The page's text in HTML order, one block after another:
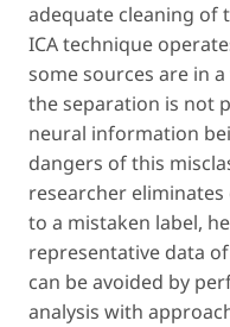
adequate cleaning of
ICA technique
some sources are in
the separation is not
neural information
dangers of this
researcher
to a mistaken label,
representative data
can be avoided by
analysis with